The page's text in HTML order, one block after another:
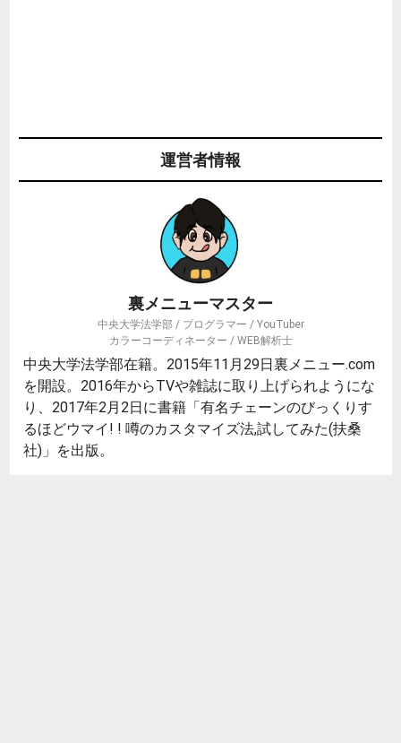
運営者情報
裏メニューマスター
中央大学法学部 / プログラマー / YouTuber
カラーコーディネーター / WEB解析士
中央大学法学部在籍。2015年11月29日裏メニュー.com
を開設。2016年からTVや雑誌に取り上げられようにな
り、2017年2月2日に書籍「有名チェーンのびっくりす
るほどウマイ! ! 噂のカスタマイズ法,試してみた(扶桑
社)」を出版。